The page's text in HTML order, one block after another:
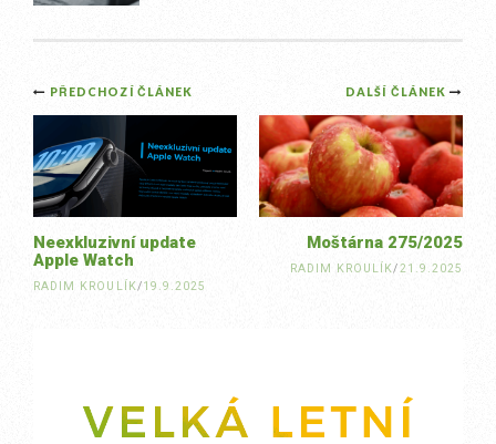
Post
navigation
DALŠÍ ČLÁNEK
Moštárna 275/2025
RADIM KROULÍK/21.9.2025
PŘEDCHOZÍ ČLÁNEK
Neexkluzivní update
Apple Watch
RADIM KROULÍK/19.9.2025